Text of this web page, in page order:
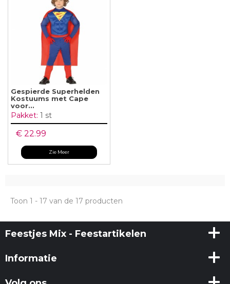
Gespierde Superhelden
Kostuums met Cape
voor...
Pakket: 1 st
€ 22.99
Zie Meer
Toon 1 - 17 van de 17 producten
Feestjes Mix - Feestartikelen
Informatie